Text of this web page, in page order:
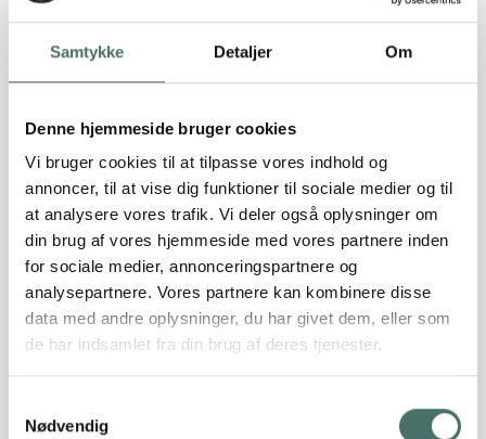
Samtykke Detaljer Om
Denne hjemmeside bruger cookies
Vi bruger cookies til at tilpasse vores indhold og
annoncer, til at vise dig funktioner til sociale medier og til
at analysere vores trafik. Vi deler også oplysninger om
din brug af vores hjemmeside med vores partnere inden
for sociale medier, annonceringspartnere og
analysepartnere. Vores partnere kan kombinere disse
data med andre oplysninger, du har givet dem, eller som
de har indsamlet fra din brug af deres tjenester.
Nødvendig
vandrette laster, beregnet til i alt 150
KN på tværs af bygningen og i alt 70 KN
på langs.
Læs referencen